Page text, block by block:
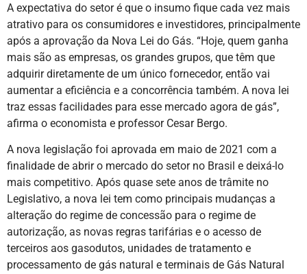
A expectativa do setor é que o insumo fique cada vez mais
atrativo para os consumidores e investidores, principalmente
após a aprovação da Nova Lei do Gás. “Hoje, quem ganha
mais são as empresas, os grandes grupos, que têm que
adquirir diretamente de um único fornecedor, então vai
aumentar a eficiência e a concorrência também. A nova lei
traz essas facilidades para esse mercado agora de gás”,
afirma o economista e professor Cesar Bergo.
A nova legislação foi aprovada em maio de 2021 com a
finalidade de abrir o mercado do setor no Brasil e deixá-lo
mais competitivo. Após quase sete anos de trâmite no
Legislativo, a nova lei tem como principais mudanças a
alteração do regime de concessão para o regime de
autorização, as novas regras tarifárias e o acesso de
terceiros aos gasodutos, unidades de tratamento e
processamento de gás natural e terminais de Gás Natural